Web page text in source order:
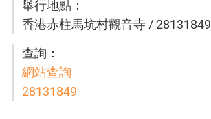
香港赤柱馬坑村觀音寺 / 28131849
網站查詢
28131849